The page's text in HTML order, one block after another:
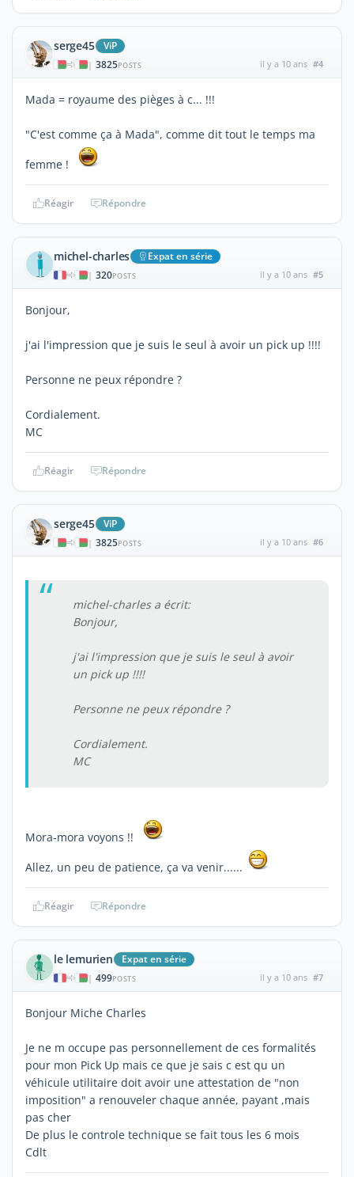
serge45 ViP
| 3825POSTS il y a 10 ans #4
Mada = royaume des pièges à c... !!!
"C'est comme ça à Mada", comme dit tout le temps ma
femme !
Réagir Répondre
michel-charles Expat en série
| 320POSTS il y a 10 ans #5
Bonjour,
j'ai l'impression que je suis le seul à avoir un pick up !!!!
Personne ne peux répondre ?
Cordialement.
MC
Réagir Répondre
serge45 ViP
| 3825POSTS il y a 10 ans #6
michel-charles a écrit:
Bonjour,
j'ai l'impression que je suis le seul à avoir
un pick up !!!!
Personne ne peux répondre ?
Cordialement.
MC
Mora-mora voyons !!
Allez, un peu de patience, ça va venir......
Réagir Répondre
le lemurien Expat en série
| 499POSTS il y a 10 ans #7
Bonjour Miche Charles
Je ne m occupe pas personnellement de ces formalités
pour mon Pick Up mais ce que je sais c est qu un
véhicule utilitaire doit avoir une attestation de "non
imposition" a renouveler chaque année, payant ,mais
pas cher
De plus le controle technique se fait tous les 6 mois
Cdlt